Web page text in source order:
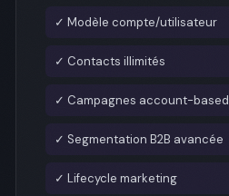
✓ Modèle compte/utilisateur
✓ Contacts illimités
✓ Campagnes account-based
✓ Segmentation B2B avancée
✓ Lifecycle marketing